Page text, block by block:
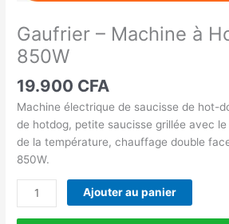
Gaufrier – Machine à
850W
19.900 CFA
Machine électrique de saucisse de hot-
de hotdog, petite saucisse grillée avec
de la température, chauffage double
850W.
Ajouter au panier